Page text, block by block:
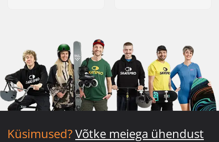
Küsimused?Võtke meiega ühendust